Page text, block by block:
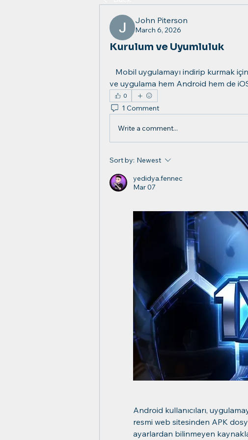
John Piterson
March 6, 2026
Kurulum ve Uyumluluk
ve uygulama hem Android hem de
0
1 Comment
Write a comment...
Sort by: Newest
yedidya.fennec
Mar 07
Android kullanıcıları,
resmi web sitesinden APK
ayarlardan bilinmeyen